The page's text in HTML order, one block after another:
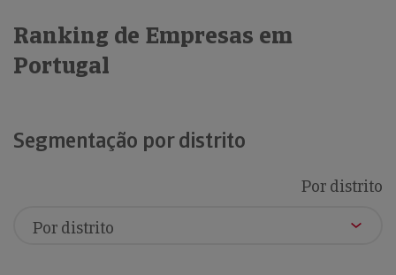
Ranking de Empresas em
Portugal
Segmentação por distrito
Por distrito